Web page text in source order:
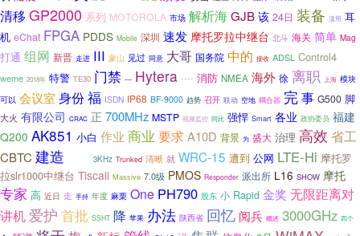
清移 GP2000 系列 MOTOROLA 市场 解析海GJB 该 24日 装备 滥用 耳
机 eChat FPGA PDDS Mobile 深圳 速发 摩托罗拉中继台 北斗 海关 简单 Mag
打通 组网 新晋 走进 III 蒙山 见过 同意 大哥 国务院 中的 接收 ADSL Control4
weme 2018年 特警 TE30 门禁 --- Hytera ---- 消防 NMEA 海外 徐 离职 上海 模块
可以 会议室 身份福 ISDN IP68 BF-9000 趋势 召开 联动 空地 耦合器 完事 G500 脚
大火 有限公司 CRAC 正 700MHz MSTP 视频监控 同比 强悍 Smart 各业 政协委员 福建
Q200 AK851 小白 作业 商业 要求A10D 背景 为 盛大 治理 高效 省工
CBTC 建造 3KHz Trunked 清晰 就 WRC-15 遭到 公网 LTE-Hi 摩托罗
拉slr1000中继台 Tiscali Massive 7.0级 PMOS Responder 派出所 L16 SHOW 摩托
专家 高 近日 走 手持 年度 麻栗 One PH790 股东 小 Rapid 金奖 无限距离对
讲机 爱护 首批 SSHT 降 苹果 办法 陕西省 回忆 阅兵 概述 3000GHz 四个